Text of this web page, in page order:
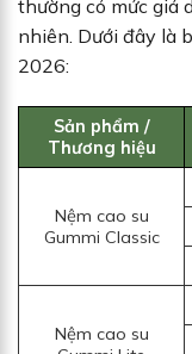
thường có mức giá
nhiên. Dưới đây là
2026:
Sản phẩm /
Thương hiệu
Nệm cao su
Gummi Classic
Nệm cao su